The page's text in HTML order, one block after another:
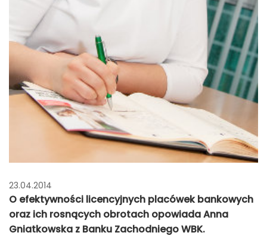
23.04.2014
O efektywności licencyjnych placówek bankowych
oraz ich rosnących obrotach opowiada Anna
Gniatkowska z Banku Zachodniego WBK.